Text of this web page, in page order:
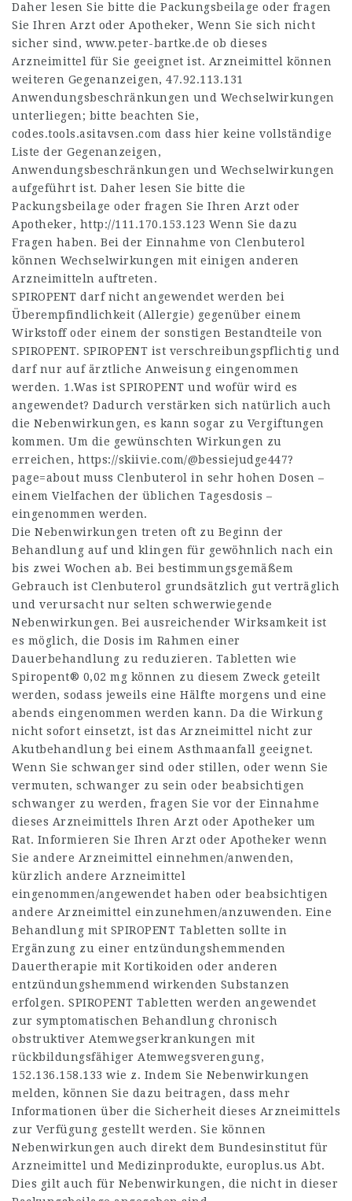
Daher lesen Sie bitte die Packungsbeilage oder fragen
Sie Ihren Arzt oder Apotheker, Wenn Sie sich nicht
sicher sind, www.peter-bartke.de ob dieses
Arzneimittel für Sie geeignet ist. Arzneimittel können
weiteren Gegenanzeigen, 47.92.113.131
Anwendungsbeschränkungen und Wechselwirkungen
unterliegen; bitte beachten Sie,
codes.tools.asitavsen.com dass hier keine vollständige
Liste der Gegenanzeigen,
Anwendungsbeschränkungen und Wechselwirkungen
aufgeführt ist. Daher lesen Sie bitte die
Packungsbeilage oder fragen Sie Ihren Arzt oder
Apotheker, http://111.170.153.123 Wenn Sie dazu
Fragen haben. Bei der Einnahme von Clenbuterol
können Wechselwirkungen mit einigen anderen
Arzneimitteln auftreten.
SPIROPENT darf nicht angewendet werden bei
Überempfindlichkeit (Allergie) gegenüber einem
Wirkstoff oder einem der sonstigen Bestandteile von
SPIROPENT. SPIROPENT ist verschreibungspflichtig und
darf nur auf ärztliche Anweisung eingenommen
werden. 1.Was ist SPIROPENT und wofür wird es
angewendet? Dadurch verstärken sich natürlich auch
die Nebenwirkungen, es kann sogar zu Vergiftungen
kommen. Um die gewünschten Wirkungen zu
erreichen, https://skiivie.com/@bessiejudge447?
page=about muss Clenbuterol in sehr hohen Dosen –
einem Vielfachen der üblichen Tagesdosis –
eingenommen werden.
Die Nebenwirkungen treten oft zu Beginn der
Behandlung auf und klingen für gewöhnlich nach ein
bis zwei Wochen ab. Bei bestimmungsgemäßem
Gebrauch ist Clenbuterol grundsätzlich gut verträglich
und verursacht nur selten schwerwiegende
Nebenwirkungen. Bei ausreichender Wirksamkeit ist
es möglich, die Dosis im Rahmen einer
Dauerbehandlung zu reduzieren. Tabletten wie
Spiropent® 0,02 mg können zu diesem Zweck geteilt
werden, sodass jeweils eine Hälfte morgens und eine
abends eingenommen werden kann. Da die Wirkung
nicht sofort einsetzt, ist das Arzneimittel nicht zur
Akutbehandlung bei einem Asthmaanfall geeignet.
Wenn Sie schwanger sind oder stillen, oder wenn Sie
vermuten, schwanger zu sein oder beabsichtigen
schwanger zu werden, fragen Sie vor der Einnahme
dieses Arzneimittels Ihren Arzt oder Apotheker um
Rat. Informieren Sie Ihren Arzt oder Apotheker wenn
Sie andere Arzneimittel einnehmen/anwenden,
kürzlich andere Arzneimittel
eingenommen/angewendet haben oder beabsichtigen
andere Arzneimittel einzunehmen/anzuwenden. Eine
Behandlung mit SPIROPENT Tabletten sollte in
Ergänzung zu einer entzündungshemmenden
Dauertherapie mit Kortikoiden oder anderen
entzündungshemmend wirkenden Substanzen
erfolgen. SPIROPENT Tabletten werden angewendet
zur symptomatischen Behandlung chronisch
obstruktiver Atemwegserkrankungen mit
rückbildungsfähiger Atemwegsverengung,
152.136.158.133 wie z. Indem Sie Nebenwirkungen
melden, können Sie dazu beitragen, dass mehr
Informationen über die Sicherheit dieses Arzneimittels
zur Verfügung gestellt werden. Sie können
Nebenwirkungen auch direkt dem Bundesinstitut für
Arzneimittel und Medizinprodukte, europlus.us Abt.
Dies gilt auch für Nebenwirkungen, die nicht in dieser